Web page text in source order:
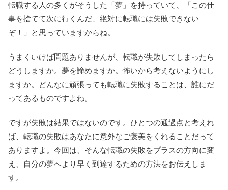
転職する人の多くがそうした「夢」を持っていて、「この仕
事を捨てて次に行くんだ、絶対に転職には失敗できない
ぞ！」と思っていますからね。
うまくいけば問題ありませんが、転職が失敗してしまったら
どうしますか。夢を諦めますか。怖いから考えないようにし
ますか。どんなに頑張っても転職に失敗することは、誰にだ
ってあるものですよね。
ですが失敗は結果ではないのです。ひとつの通過点と考えれ
ば、転職の失敗はあなたに意外なご褒美をくれることだって
ありますよ。今回は、そんな転職の失敗をプラスの方向に変
え、自分の夢へより早く到達するための方法をお伝えしま
す。